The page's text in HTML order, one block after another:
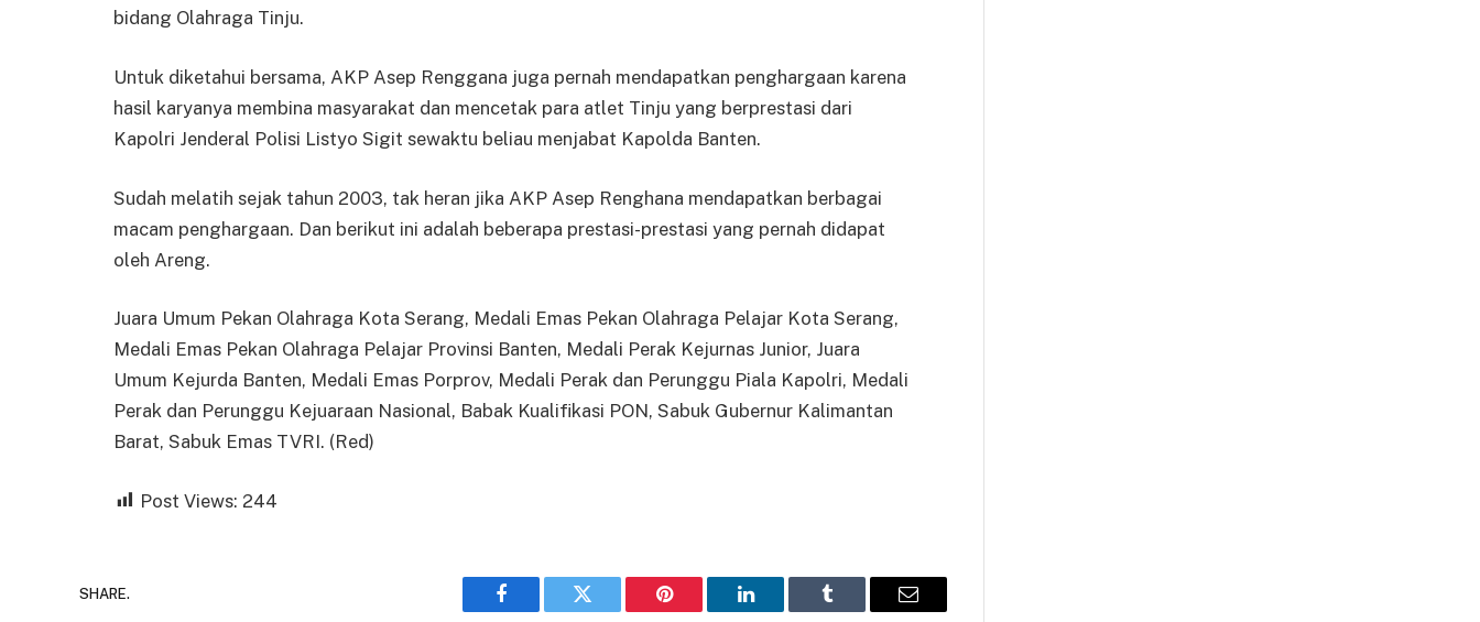
bidang Olahraga Tinju.
Untuk diketahui bersama, AKP Asep Renggana juga pernah mendapatkan penghargaan karena
hasil karyanya membina masyarakat dan mencetak para atlet Tinju yang berprestasi dari
Kapolri Jenderal Polisi Listyo Sigit sewaktu beliau menjabat Kapolda Banten.
Sudah melatih sejak tahun 2003, tak heran jika AKP Asep Renghana mendapatkan berbagai
macam penghargaan. Dan berikut ini adalah beberapa prestasi-prestasi yang pernah didapat
oleh Areng.
Juara Umum Pekan Olahraga Kota Serang, Medali Emas Pekan Olahraga Pelajar Kota Serang,
Medali Emas Pekan Olahraga Pelajar Provinsi Banten, Medali Perak Kejurnas Junior, Juara
Umum Kejurda Banten, Medali Emas Porprov, Medali Perak dan Perunggu Piala Kapolri, Medali
Perak dan Perunggu Kejuaraan Nasional, Babak Kualifikasi PON, Sabuk Gubernur Kalimantan
Barat, Sabuk Emas TVRI. (Red)
Post Views: 244
SHARE.
Facebook Twitter Pinterest LinkedIn Tumblr Email